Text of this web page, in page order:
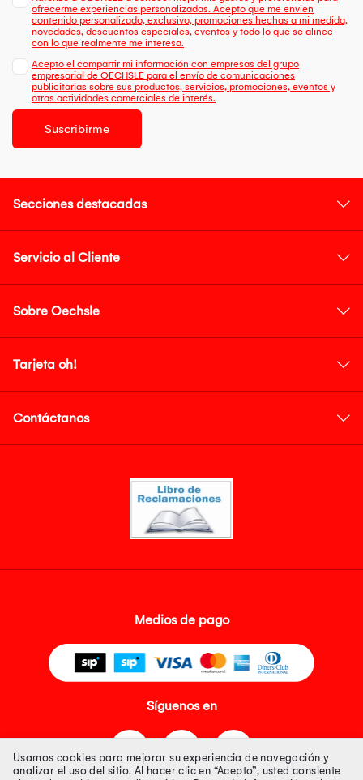
ofrecerme experiencias personalizadas. Acepto que me envien
contenido personalizado, exclusivo, promociones hechas a mi medida,
novedades, descuentos especiales, eventos y todo lo que se alinee
con lo que realmente me interesa.
Acepto el compartir mi información con empresas del grupo
empresarial de OECHSLE para el envío de comunicaciones
publicitarias sobre sus productos, servicios, promociones, eventos y
otras actividades comerciales de interés.
Suscribirme
Secciones destacadas
Servicio al Cliente
Sobre Oechsle
Tarjeta oh!
Contáctanos
Medios de pago
Síguenos en
Usamos cookies para mejorar su experiencia de navegación y
analizar el uso del sitio. Al hacer clic en “Acepto”, usted consiente